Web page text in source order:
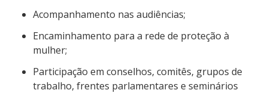
Acompanhamento nas audiências;
Encaminhamento para a rede de proteção à
mulher;
Participação em conselhos, comitês, grupos de
trabalho, frentes parlamentares e seminários